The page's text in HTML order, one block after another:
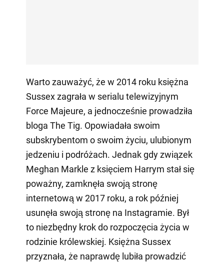
Warto zauważyć, że w 2014 roku księżna
Sussex zagrała w serialu telewizyjnym
Force Majeure, a jednocześnie prowadziła
bloga The Tig. Opowiadała swoim
subskrybentom o swoim życiu, ulubionym
jedzeniu i podróżach. Jednak gdy związek
Meghan Markle z księciem Harrym stał się
poważny, zamknęła swoją stronę
internetową w 2017 roku, a rok później
usunęła swoją stronę na Instagramie. Był
to niezbędny krok do rozpoczęcia życia w
rodzinie królewskiej. Księżna Sussex
przyznała, że naprawdę lubiła prowadzić